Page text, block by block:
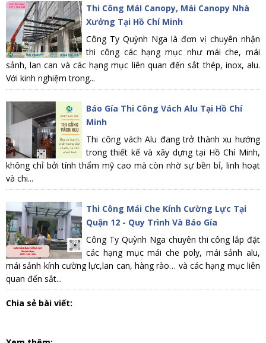
Thi Công MáI Canopy, Mái Canopy Nhà
Xưởng Tại Hồ Chí Minh
Công Ty Quỳnh Nga là đơn vị chuyên nhận
thi công các hạng mục như mái che, mái
sảnh, lan can và các hạng mục liên quan đến sắt thép, inox, alu.
Với kinh nghiệm trong...
Báo Gía Thi Công Vách Alu Tại Hồ Chí
Minh
Thi công vách Alu đang trở thành xu hướng
trong thiết kế và xây dựng tại Hồ Chí Minh,
không chỉ bởi tính thẩm mỹ cao mà còn nhờ sự bền bỉ, linh hoạt
và chi...
Thi Công Mái Che Kính Cường Lực Tại
Quận 12 - Quy Trình Và Báo Gía
Công Ty Quỳnh Nga chuyên thi công lắp đặt
các hạng mục mái che poly, mái sảnh alu,
mái sảnh kính cường lực,lan can, hàng rào… và các hạng mục liên
quan đến sắt...
Chia sẻ bài viết: